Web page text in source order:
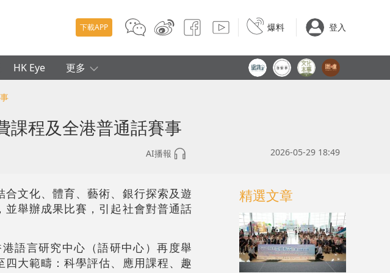
下載APP 爆料 登入
HK Eye 更多
課程及全港普通話賽事
AI播報 2026-05-29 18:49
合文化、體育、藝術、銀行探索及遊
舉辦成果比賽，引起社會對普通話
語言研究中心（語研中心）再度舉
大範疇：科學評估、應用課程、趣
精選文章